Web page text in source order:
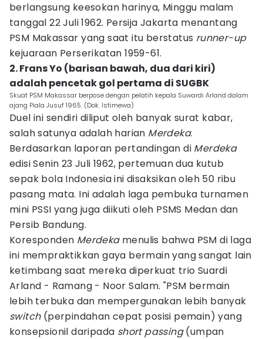
berlangsung keesokan harinya, Minggu malam
tanggal 22 Juli 1962. Persija Jakarta menantang
PSM Makassar yang saat itu berstatus runner-up
kejuaraan Perserikatan 1959-61.
2. Frans Yo (barisan bawah, dua dari kiri)
adalah pencetak gol pertama di SUGBK
Skuat PSM Makassar berpose dengan pelatih kepala Suwardi Arland dalam
ajang Piala Jusuf 1965. (Dok. Istimewa)
Duel ini sendiri diliput oleh banyak surat kabar,
salah satunya adalah harian Merdeka.
Berdasarkan laporan pertandingan di Merdeka
edisi Senin 23 Juli 1962, pertemuan dua kutub
sepak bola Indonesia ini disaksikan oleh 50 ribu
pasang mata. Ini adalah laga pembuka turnamen
mini PSSI yang juga diikuti oleh PSMS Medan dan
Persib Bandung.
Koresponden Merdeka menulis bahwa PSM di laga
ini mempraktikkan gaya bermain yang sangat lain
ketimbang saat mereka diperkuat trio Suardi
Arland - Ramang - Noor Salam. "PSM bermain
lebih terbuka dan mempergunakan lebih banyak
switch (perpindahan cepat posisi pemain) yang
konsepsionil daripada short passing(umpan